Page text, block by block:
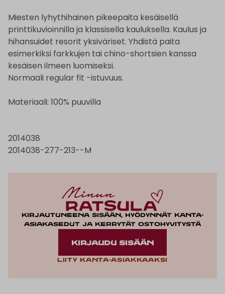
Miesten lyhythihainen pikeepaita kesäisellä
printtikuvioinnilla ja klassisella kauluksella. Kaulus ja
hihansuidet resorit yksiväriset. Yhdistä paita
esimerkiksi farkkujen tai chino-shortsien kanssa
kesäisen ilmeen luomiseksi.
Normaali regular fit -istuvuus.
Materiaali: 100% puuvilla
2014038
2014038-277-213--M
Kirjautuneena sisään, hyödynnät kanta-
asiakasedut ja kerrytät ostohyvitystä
KIRJAUDU SISÄÄN
Liity kanta-asiakkaaksi